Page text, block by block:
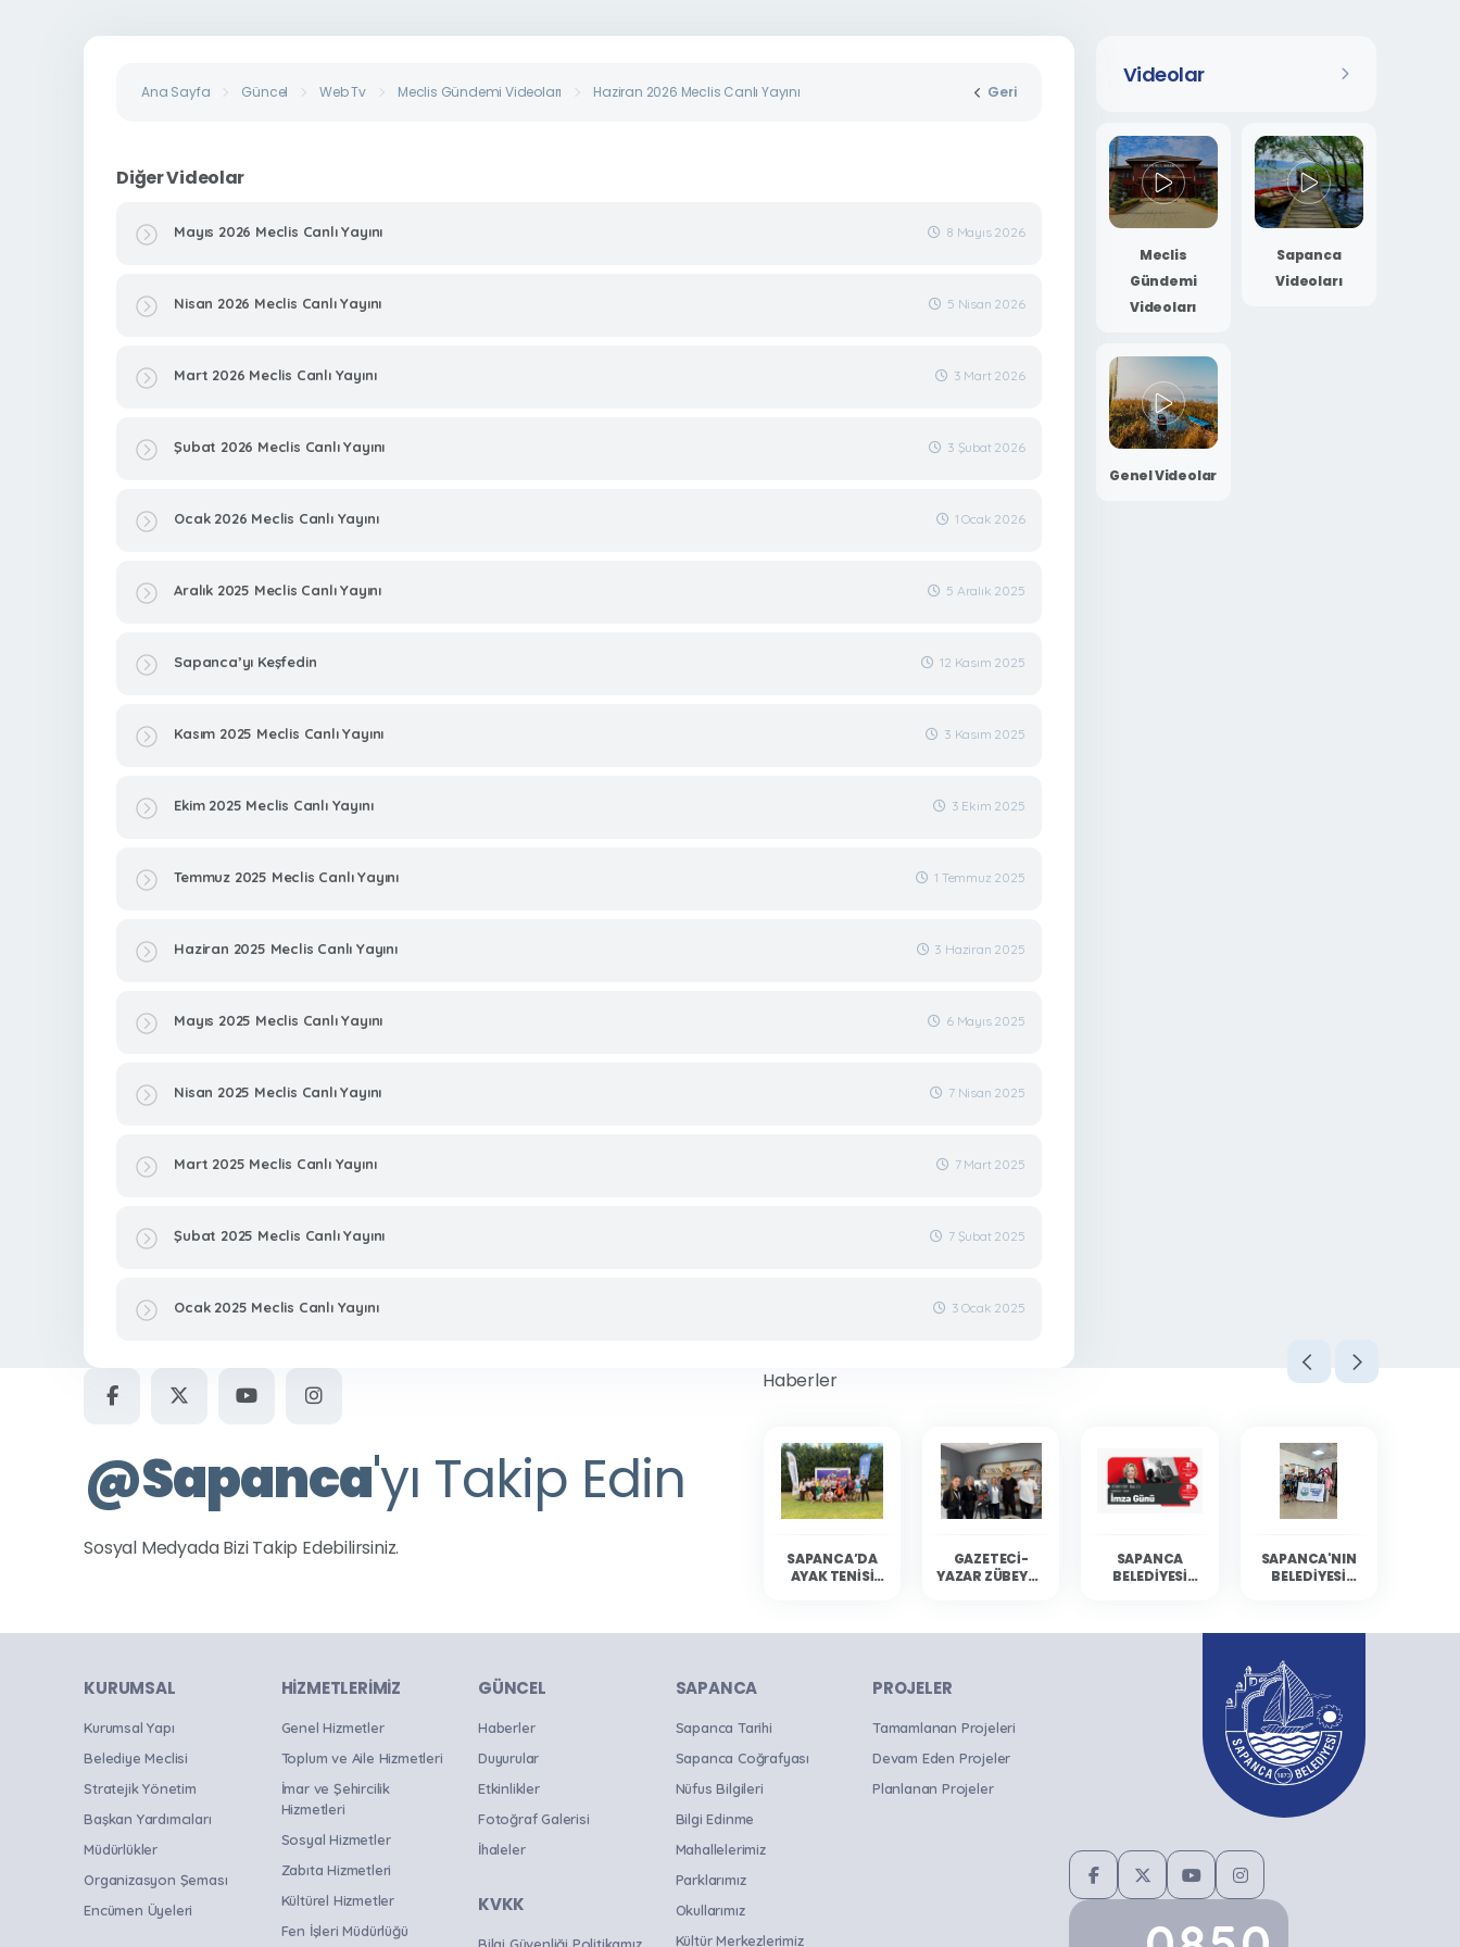
Videolar
Meclis
Gündemi
Videoları
Sapanca
Videoları
Genel Videolar
Ana Sayfa Güncel Web Tv Meclis Gündemi Videoları Haziran 2026 Meclis Canlı Yayını Geri
Diğer Videolar
Mayıs 2026 Meclis Canlı Yayını 8 Mayıs 2026
Nisan 2026 Meclis Canlı Yayını 5 Nisan 2026
Mart 2026 Meclis Canlı Yayını 3 Mart 2026
Şubat 2026 Meclis Canlı Yayını 3 Şubat 2026
Ocak 2026 Meclis Canlı Yayını 1 Ocak 2026
Aralık 2025 Meclis Canlı Yayını 5 Aralık 2025
Sapanca’yı Keşfedin 12 Kasım 2025
Kasım 2025 Meclis Canlı Yayını 3 Kasım 2025
Ekim 2025 Meclis Canlı Yayını 3 Ekim 2025
Temmuz 2025 Meclis Canlı Yayını 1 Temmuz 2025
Haziran 2025 Meclis Canlı Yayını 3 Haziran 2025
Mayıs 2025 Meclis Canlı Yayını 6 Mayıs 2025
Nisan 2025 Meclis Canlı Yayını 7 Nisan 2025
Mart 2025 Meclis Canlı Yayını 7 Mart 2025
Şubat 2025 Meclis Canlı Yayını 7 Şubat 2025
Ocak 2025 Meclis Canlı Yayını 3 Ocak 2025
@Sapanca'yı Takip Edin
Sosyal Medyada Bizi Takip Edebilirsiniz.
Haberler
SAPANCA’DA
AYAK TENISI
GAZETECI-
YAZAR ZÜBEYDE
SAPANCA
BELEDIYESI
SAPANCA'NIN
BELEDIYESI
KURUMSAL
Kurumsal Yapı
Belediye Meclisi
Stratejik Yönetim
Başkan Yardımcıları
Müdürlükler
Organizasyon Şeması
Encümen Üyeleri
HIZMETLERIMIZ
Genel Hizmetler
Toplum ve Aile Hizmetleri
İmar ve Şehircilik
Hizmetleri
Sosyal Hizmetler
Zabıta Hizmetleri
Kültürel Hizmetler
Fen İşleri Müdürlüğü
GÜNCEL
Haberler
Duyurular
Etkinlikler
Fotoğraf Galerisi
İhaleler
KVKK
SAPANCA
Sapanca Tarihi
Sapanca Coğrafyası
Nüfus Bilgileri
Bilgi Edinme
Mahallelerimiz
Parklarımız
Okullarımız
Kültür Merkezlerimiz
PROJELER
Tamamlanan Projeleri
Devam Eden Projeler
Planlanan Projeler